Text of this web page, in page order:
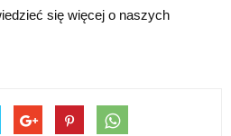
się więcej o naszych